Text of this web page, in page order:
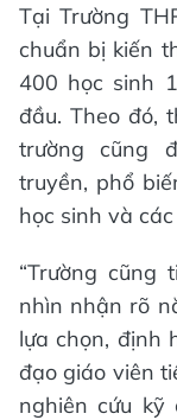
Tại Trường
chuẩn bị kiến
400 học sinh
đầu. Theo đó,
trường cũng
truyền, phổ
học sinh và
“Trường cũng
nhìn nhận rõ
lựa chọn, định
đạo giáo viên
nghiên cứu